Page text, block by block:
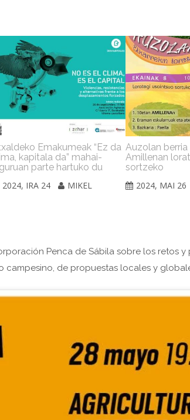
Emakumeak “Ez da
kapitala da” mahai-
parte hartuko du
2024, IRA 24
MIKEL
Auzolan berria
Amillenan
sortzeko
2024, MAI 26
Penca de Sábila sobre los retos y
campesino, de propuestas locales y